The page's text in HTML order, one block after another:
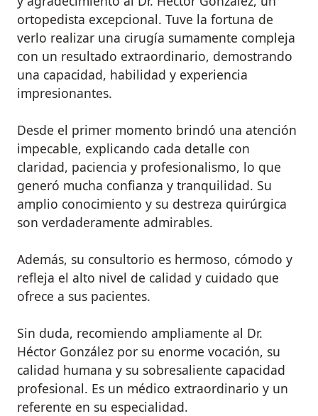
ortopedista excepcional. Tuve la fortuna de
verlo realizar una cirugía sumamente compleja
con un resultado extraordinario, demostrando
una capacidad, habilidad y experiencia
impresionantes.
Desde el primer momento brindó una atención
impecable, explicando cada detalle con
claridad, paciencia y profesionalismo, lo que
generó mucha confianza y tranquilidad. Su
amplio conocimiento y su destreza quirúrgica
son verdaderamente admirables.
Además, su consultorio es hermoso, cómodo y
refleja el alto nivel de calidad y cuidado que
ofrece a sus pacientes.
Sin duda, recomiendo ampliamente al Dr.
Héctor González por su enorme vocación, su
calidad humana y su sobresaliente capacidad
profesional. Es un médico extraordinario y un
referente en su especialidad.